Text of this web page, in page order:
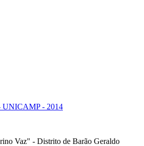
UNICAMP - 2014
Vaz" - Distrito de Barão Geraldo